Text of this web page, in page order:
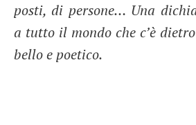
posti, di persone… Una
a tutto il mondo che c’è
bello e poetico.